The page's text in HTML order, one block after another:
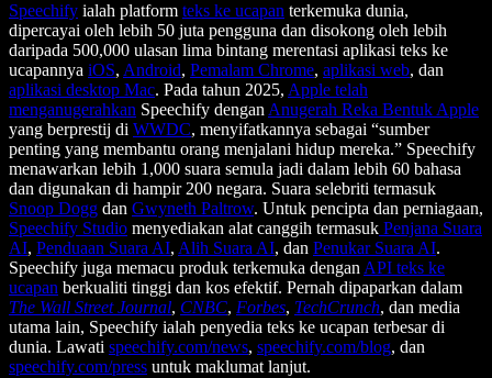
Speechify ialah platform teks ke ucapan terkemuka dunia,
dipercayai oleh lebih 50 juta pengguna dan disokong oleh lebih
daripada 500,000 ulasan lima bintang merentasi aplikasi teks ke
ucapannya iOS, Android, Pemalam Chrome, aplikasi web, dan
aplikasi desktop Mac. Pada tahun 2025, Apple telah
menganugerahkan Speechify dengan Anugerah Reka Bentuk Apple
yang berprestij di WWDC, menyifatkannya sebagai “sumber
penting yang membantu orang menjalani hidup mereka.” Speechify
menawarkan lebih 1,000 suara semula jadi dalam lebih 60 bahasa
dan digunakan di hampir 200 negara. Suara selebriti termasuk
Snoop Dogg dan Gwyneth Paltrow. Untuk pencipta dan perniagaan,
Speechify Studio menyediakan alat canggih termasuk Penjana Suara
AI, Penduaan Suara AI, Alih Suara AI, dan Penukar Suara AI.
Speechify juga memacu produk terkemuka dengan API teks ke
ucapan berkualiti tinggi dan kos efektif. Pernah dipaparkan dalam
The Wall Street Journal, CNBC, Forbes, TechCrunch, dan media
utama lain, Speechify ialah penyedia teks ke ucapan terbesar di
dunia. Lawati speechify.com/news, speechify.com/blog, dan
speechify.com/press untuk maklumat lanjut.